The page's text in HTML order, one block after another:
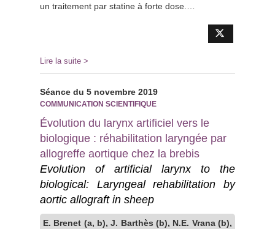
un traitement par statine à forte dose.…
Lire la suite >
Séance du 5 novembre 2019
COMMUNICATION SCIENTIFIQUE
Évolution du larynx artificiel vers le
biologique : réhabilitation laryngée par
allogreffe aortique chez la brebis
Evolution of artificial larynx to the
biological: Laryngeal rehabilitation by
aortic allograft in sheep
E. Brenet (a, b), J. Barthès (b), N.E. Vrana (b),